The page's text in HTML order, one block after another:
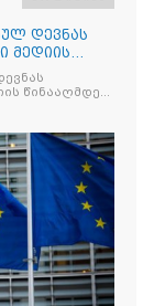
დევნას
მედიის
წინააღმდეგ,